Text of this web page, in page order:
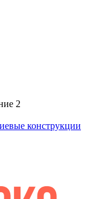
2
конструкции